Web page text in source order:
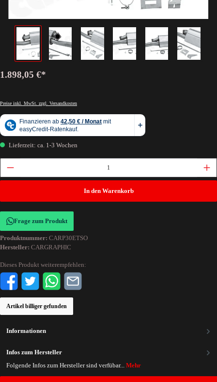
1.898,05 €*
Preise inkl. MwSt. zzgl. Versandkosten
Lieferzeit: ca. 1-3 Wochen
In den Warenkorb
Frage zum Produkt
Produktnummer: CARP30ETSO
Hersteller: CARGRAPHIC
Dieses Produkt weiterempfehlen:
Artikel billiger gefunden
Informationen
Infos zum Hersteller
Folgende Infos zum Hersteller sind verfübar... Mehr